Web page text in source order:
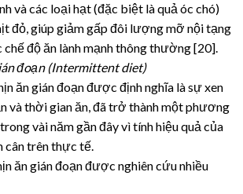
và các loại hạt (đặc biệt là quả óc chó)
đỏ, giúp giảm gấp đôi lượng mỡ nội tạng
chế độ ăn lành mạnh thông thường [20].
đoạn (Intermittent diet)
ăn gián đoạn được định nghĩa là sự xen
và thời gian ăn, đã trở thành một phương
vài năm gần đây vì tính hiệu quả của
cân trên thực tế.
ăn gián đoạn được nghiên cứu nhiều